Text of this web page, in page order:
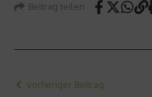
Beitrag teilen
vorheriger Beitrag